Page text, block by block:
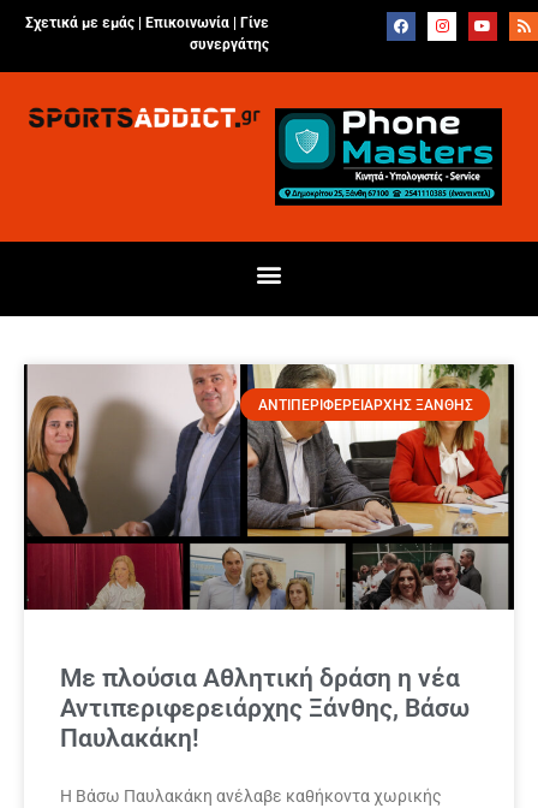
Σχετικά με εμάς | Επικοινωνία
Γίνε
συνεργάτης
ΑΝΤΙΠΕΡΙΦΕΡΕΙΑΡΧΗΣ ΞΑΝΘΗΣ
Με πλούσια Αθλητική δράση η νέα
Αντιπεριφερειάρχης Ξάνθης, Βάσω
Παυλακάκη!
Η Βάσω Παυλακάκη ανέλαβε καθήκοντα χωρικής